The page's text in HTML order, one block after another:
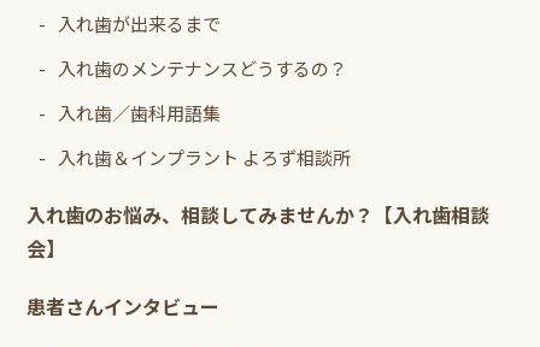
入れ歯が出来るまで
入れ歯のメンテナンスどうするの？
入れ歯／歯科用語集
入れ歯＆インプラント よろず相談所
入れ歯のお悩み、相談してみませんか？【入れ歯相談
会】
患者さんインタビュー